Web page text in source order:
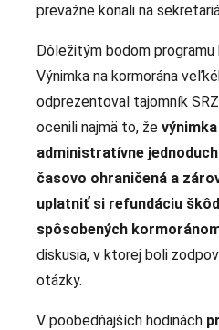
prevažne konali na
Dôležitým bodom programu
Výnimka na kormorána
odprezentoval tajomník
ocenili najmä to, že
administratívne
časovo ohraničená a
uplatniť si refundáciu škôd
spôsobených
diskusia, v ktorej boli
otázky.
V poobedňajších hodinách